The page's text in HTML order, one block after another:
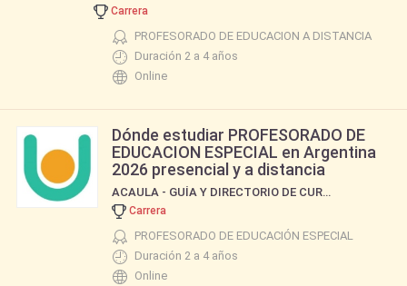
Carrera
PROFESORADO DE EDUCACION A DISTANCIA
Duración 2 a 4 años
Online
Dónde estudiar PROFESORADO DE
EDUCACION ESPECIAL en Argentina
2026 presencial y a distancia
ACAULA - GUÍA Y DIRECTORIO DE CURSOS Y CARRERAS
Carrera
PROFESORADO DE EDUCACIÓN ESPECIAL
Duración 2 a 4 años
Online